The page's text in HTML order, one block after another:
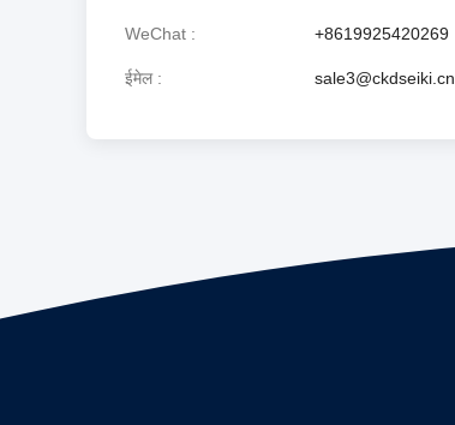
WeChat +8619925420269
ईमेल sale3@ckdseiki.cn